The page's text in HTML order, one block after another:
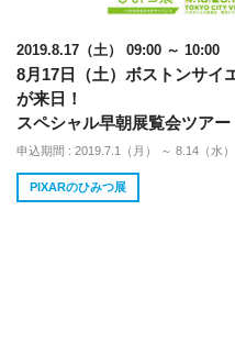
2019.8.17（土） 09:00 ～ 10:00
8月17日（土）ボストンサイ
が来日！
スペシャル早朝展覧会ツアー
申込期間 : 2019.7.1（月） ～ 8.14（水）
PIXARのひみつ展